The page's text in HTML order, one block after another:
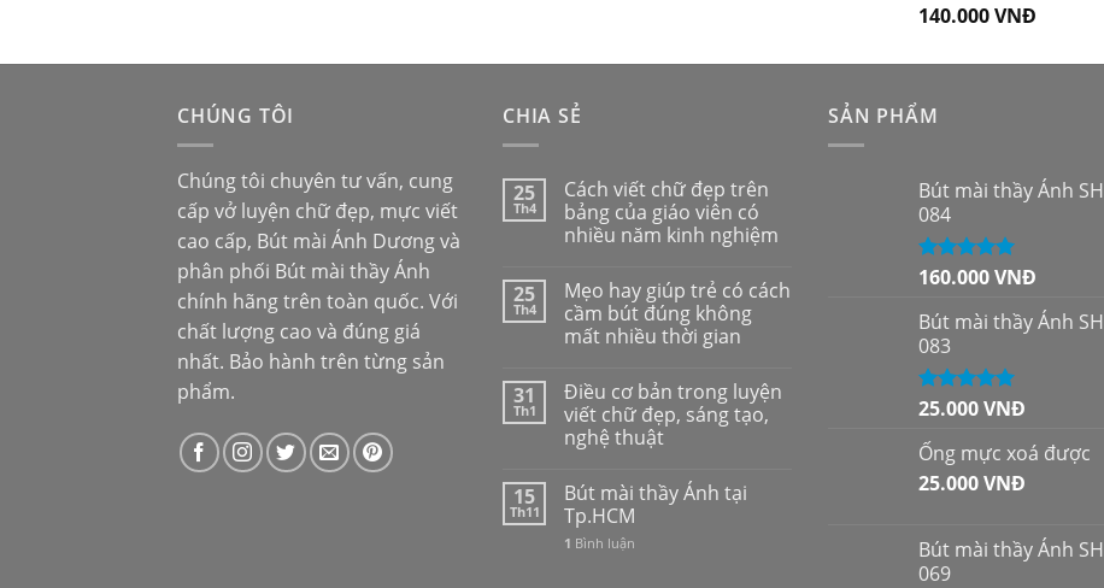
Được xếp
140.000VNĐ
CHÚNG TÔI
Chúng tôi chuyên tư vấn, cung
cấp vở luyện chữ đẹp, mực viết
cao cấp, Bút mài Ánh Dươngvà
phân phối Bút mài thầy Ánh
chính hãng trên toàn quốc. Với
chất lượng cao và đúng giá
nhất. Bảo hành trên từng sản
phẩm.
CHIA SẺ
25
Th4
Cách viết chữ đẹp trên
bảng của giáo viên có
nhiều năm kinh nghiệm
25
Th4
Mẹo hay giúp trẻ có cách
cầm bút đúng không
mất nhiều thời gian
31
Th1
Điều cơ bản trong luyện
viết chữ đẹp, sáng tạo,
nghệ thuật
15
Th11
Bút mài thầy Ánh tại
Tp.HCM
1 Bình luận
SẢN PHẨM
Bút mài thầy Ánh SH
084
Được xếp
sao
160.000VNĐ
Bút mài thầy Ánh SH
083
Được xếp
sao
25.000VNĐ
Ống mực xoá được
25.000VNĐ
Bút mài thầy Ánh SH
069